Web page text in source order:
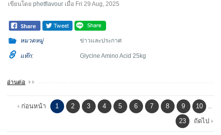
เขียนโดยphetflavour เมื่อ Fri 29 Aug, 2025
หมวดหมู่ ข่าวและประกาศ
แท๊ก: Glycine Amino Acid 25kg
อ่านต่อ
ก่อนหน้า 1 2 3 4 5 6 7 8 9 10 ..
23
ถัดไป